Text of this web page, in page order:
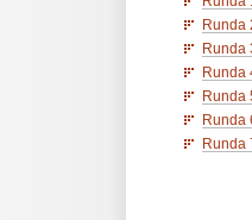
Runda
Runda
Runda
Runda
Runda
Runda